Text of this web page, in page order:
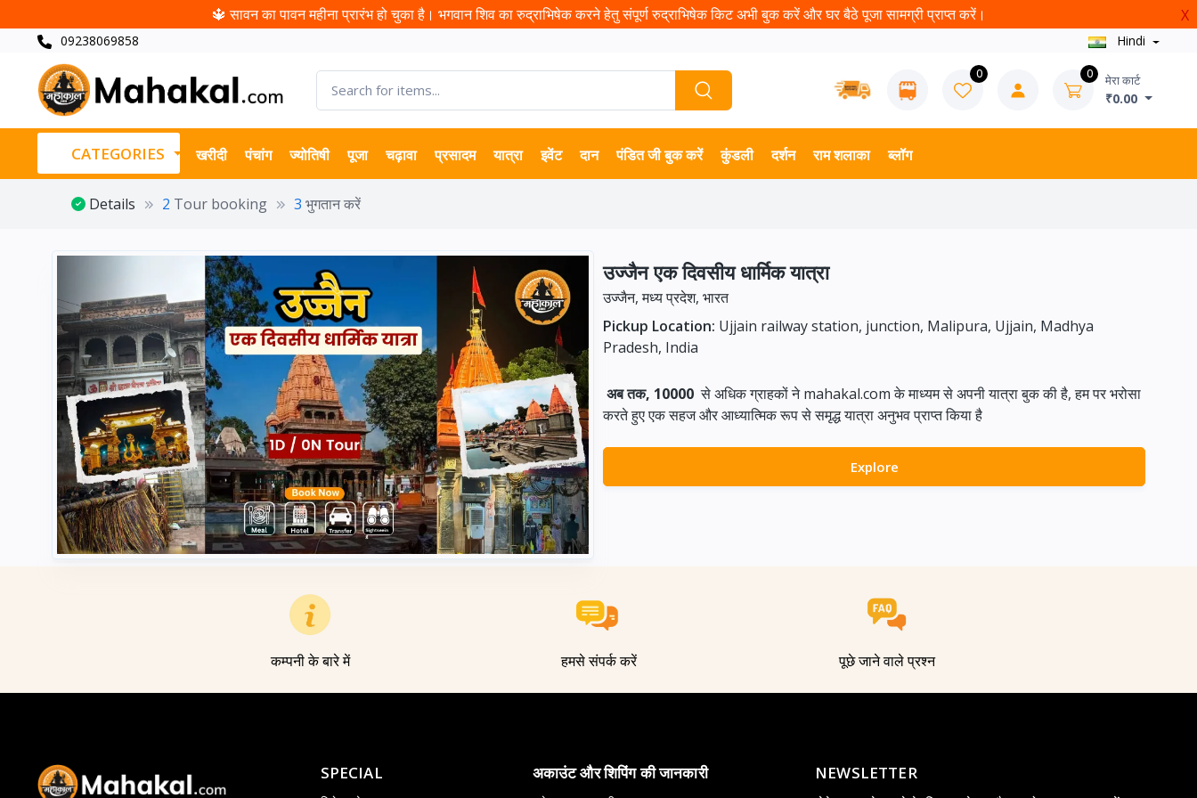
🔱 सावन का पावन महीना प्रारंभ हो चुका है। भगवान शिव का रुद्राभिषेक करने हेतु संपूर्ण रुद्राभिषेक किट अभी बुक करें और घर बैठे पूजा सामग्री प्राप्त करें। X
09238069858 Hindi
0 0 मेरा कार्ट
₹0.00
CATEGORIES खरीदी पंचांग ज्योतिषी पूजा चढ़ावा प्रसादम यात्रा इवेंट दान पंडित जी बुक करें कुंडली दर्शन राम शलाका ब्लॉग
Details 2 Tour booking 3 भुगतान करें
उज्जैन एक दिवसीय धार्मिक यात्रा
उज्जैन, मध्य प्रदेश, भारत
Pickup Location: Ujjain railway station, junction, Malipura, Ujjain, Madhya
Pradesh, India
अब तक, 10000 से अधिक ग्राहकों ने mahakal.com के माध्यम से अपनी यात्रा बुक की है, हम पर भरोसा
करते हुए एक सहज और आध्यात्मिक रूप से समृद्ध यात्रा अनुभव प्राप्त किया है
Explore
कम्पनी के बारे में हमसे संपर्क करें पूछे जाने वाले प्रश्न
SPECIAL अकाउंट और शिपिंग की जानकारी NEWSLETTER